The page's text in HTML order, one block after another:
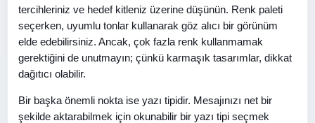
tercihleriniz ve hedef kitleniz üzerine düşünün. Renk paleti
seçerken, uyumlu tonlar kullanarak göz alıcı bir görünüm
elde edebilirsiniz. Ancak, çok fazla renk kullanmamak
gerektiğini de unutmayın; çünkü karmaşık tasarımlar, dikkat
dağıtıcı olabilir.
Bir başka önemli nokta ise yazı tipidir. Mesajınızı net bir
şekilde aktarabilmek için okunabilir bir yazı tipi seçmek